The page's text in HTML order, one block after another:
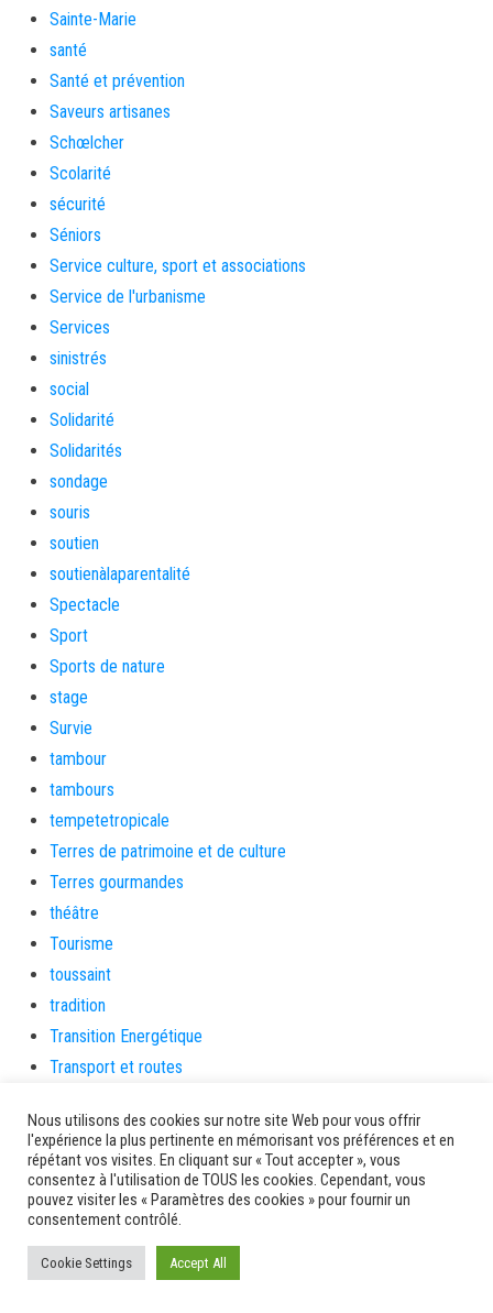
Sainte-Marie
santé
Santé et prévention
Saveurs artisanes
Schœlcher
Scolarité
sécurité
Séniors
Service culture, sport et associations
Service de l'urbanisme
Services
sinistrés
social
Solidarité
Solidarités
sondage
souris
soutien
soutienàlaparentalité
Spectacle
Sport
Sports de nature
stage
Survie
tambour
tambours
tempetetropicale
Terres de patrimoine et de culture
Terres gourmandes
théâtre
Tourisme
toussaint
tradition
Transition Energétique
Transport et routes
Travaux
Travaux THD
travaux utiles
TSUNAMI
TZCLD
uncategorized
Nous utilisons des cookies sur notre site Web pour vous offrir
l'expérience la plus pertinente en mémorisant vos préférences et en
répétant vos visites. En cliquant sur « Tout accepter », vous
consentez à l'utilisation de TOUS les cookies. Cependant, vous
pouvez visiter les « Paramètres des cookies » pour fournir un
consentement contrôlé.
Cookie Settings Accept All